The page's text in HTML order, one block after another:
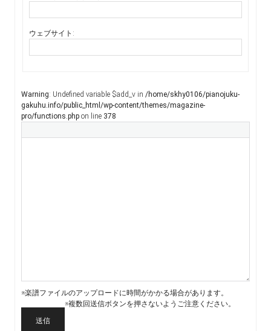
ウェブサイト:
Warning : Undefined variable $add_v in /home/skhy0106/pianojuku-
gakuhu.info/public_html/wp-content/themes/magazine-
pro/functions.php on line 378
※楽譜ファイルのアップロードに時間がかかる場合があります。
※複数回送信ボタンを押さないようご注意ください。
送信